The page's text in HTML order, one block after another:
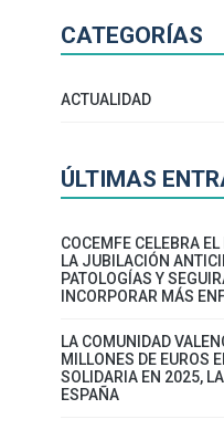
CATEGORÍAS
ACTUALIDAD
ÚLTIMAS
COCEMFE CELEBRA
LA JUBILACIÓN
PATOLOGÍAS Y
INCORPORAR MÁS
LA COMUNIDAD
MILLONES DE EUROS
SOLIDARIA EN 2025,
ESPAÑA